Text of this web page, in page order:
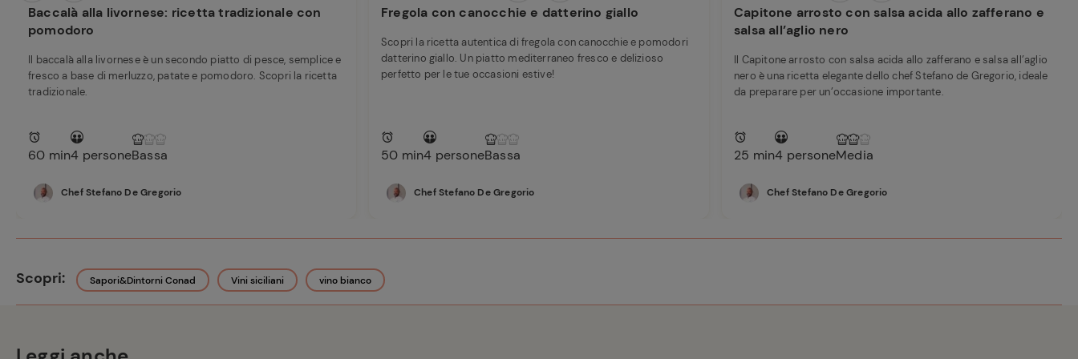
Baccalà alla livornese: ricetta tradizionale con
pomodoro
Il baccalà alla livornese è un secondo piatto di pesce, semplice e
fresco a base di merluzzo, patate e pomodoro. Scopri la ricetta
tradizionale.
60 min4 personeBassa
Chef Stefano De Gregorio
Fregola con canocchie e datterino giallo
Scopri la ricetta autentica di fregola con canocchie e pomodori
datterino giallo. Un piatto mediterraneo fresco e delizioso
perfetto per le tue occasioni estive!
50 min4 personeBassa
Chef Stefano De Gregorio
Capitone arrosto con salsa acida allo zafferano e
salsa all’aglio nero
Il Capitone arrosto con salsa acida allo zafferano e salsa all’aglio
nero è una ricetta elegante dello chef Stefano de Gregorio, ideale
da preparare per un’occasione importante.
25 min4 personeMedia
Chef Stefano De Gregorio
Scopri: Sapori&Dintorni Conad Vini siciliani vino bianco